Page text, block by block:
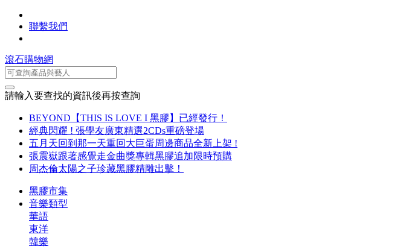
聯繫我們
滾石購物網
請輸入要查找的資訊後再按查詢
BEYOND【THIS IS LOVE I 黑膠】已經發行！
經典閃耀 ! 張學友廣東精選2CDs重磅登場
五月天回到那一天重回大巨蛋周邊商品全新上架 !
張震嶽跟著感覺走金曲獎專輯黑膠追加限時預購
周杰倫太陽之子珍藏黑膠精雕出擊！
黑膠市集
音樂類型
華語
東洋
韓樂